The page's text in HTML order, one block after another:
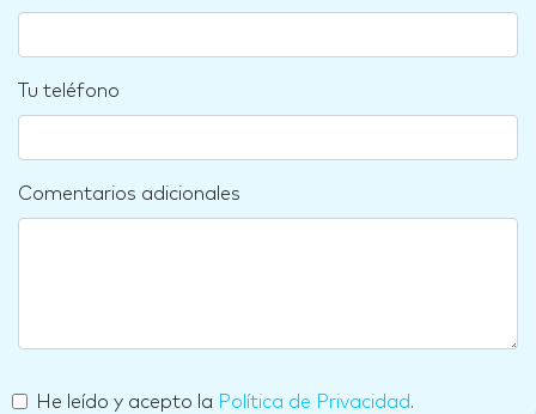
Tu teléfono
Comentarios adicionales
He leído y acepto la Política de Privacidad.